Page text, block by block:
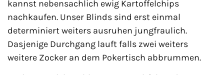
kannst nebensachlich ewig Kartoffelchips
nachkaufen. Unser Blinds sind erst einmal
determiniert weiters ausruhen jungfraulich.
Dasjenige Durchgang lauft falls zwei weiters
weitere Zocker an dem Pokertisch abbrummen.